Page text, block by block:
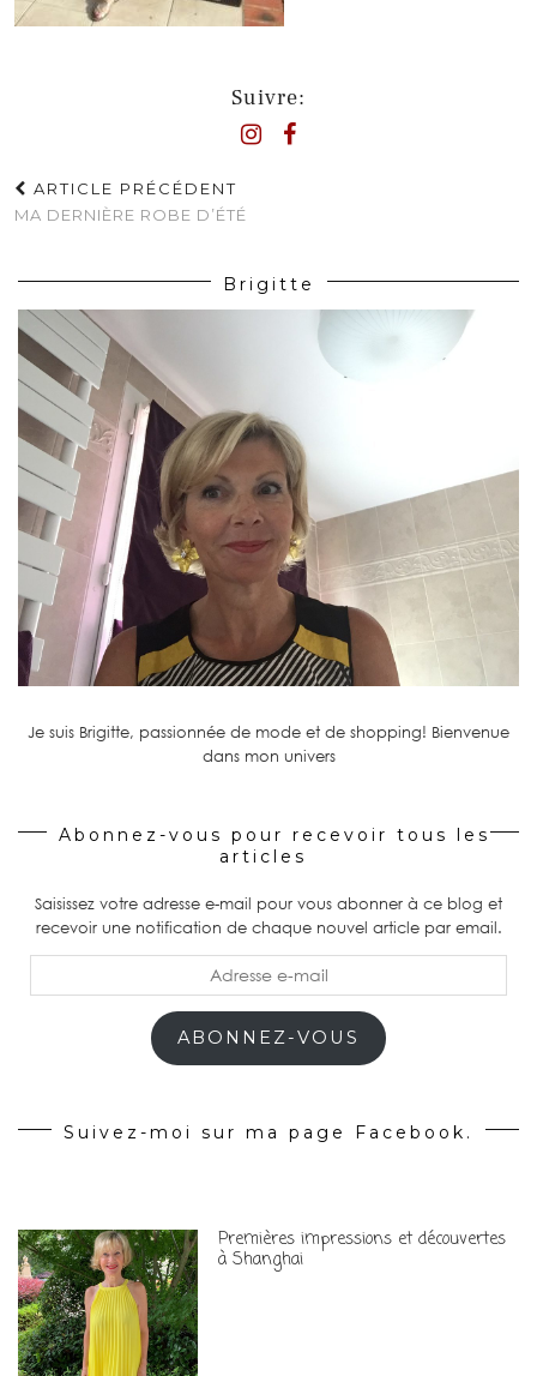
Suivre:
ARTICLE PRÉCÉDENT
MA DERNIÈRE ROBE D’ÉTÉ
Brigitte
Je suis Brigitte, passionnée de mode et de shopping! Bienvenue
dans mon univers
Abonnez-vous pour recevoir tous les
articles
Saisissez votre adresse e-mail pour vous abonner à ce blog et
recevoir une notification de chaque nouvel article par email.
ABONNEZ-VOUS
Suivez-moi sur ma page Facebook.
Premières impressions et découvertes
à Shanghai